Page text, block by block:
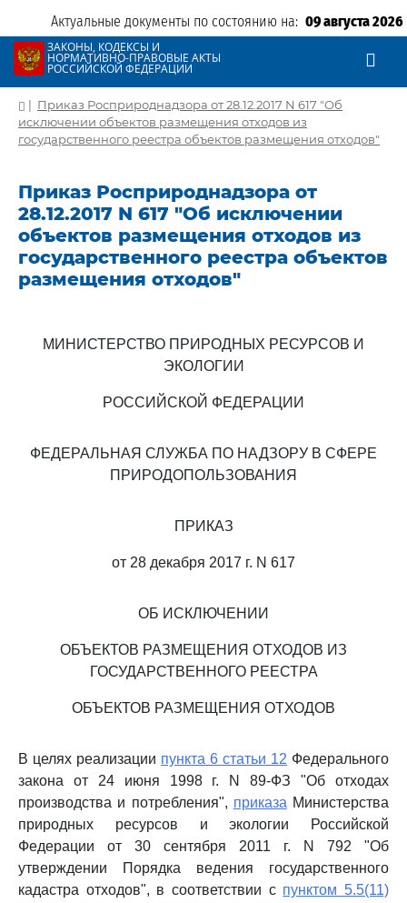
Актуальные документы по состоянию на: 09 августа 2026
ЗАКОНЫ, КОДЕКСЫ И
НОРМАТИВНО-ПРАВОВЫЕ АКТЫ
РОССИЙСКОЙ ФЕДЕРАЦИИ
| Приказ Росприроднадзора от 28.12.2017 N 617 "Об
исключении объектов размещения отходов из
государственного реестра объектов размещения отходов"
Приказ Росприроднадзора от
28.12.2017 N 617 "Об исключении
объектов размещения отходов из
государственного реестра объектов
размещения отходов"
МИНИСТЕРСТВО ПРИРОДНЫХ РЕСУРСОВ И
ЭКОЛОГИИ
РОССИЙСКОЙ ФЕДЕРАЦИИ
ФЕДЕРАЛЬНАЯ СЛУЖБА ПО НАДЗОРУ В СФЕРЕ
ПРИРОДОПОЛЬЗОВАНИЯ
ПРИКАЗ
от 28 декабря 2017 г. N 617
ОБ ИСКЛЮЧЕНИИ
ОБЪЕКТОВ РАЗМЕЩЕНИЯ ОТХОДОВ ИЗ
ГОСУДАРСТВЕННОГО РЕЕСТРА
ОБЪЕКТОВ РАЗМЕЩЕНИЯ ОТХОДОВ
В целях реализации пункта 6 статьи 12 Федерального
закона от 24 июня 1998 г. N 89-ФЗ "Об отходах
производства и потребления", приказа Министерства
природных ресурсов и экологии Российской
Федерации от 30 сентября 2011 г. N 792 "Об
утверждении Порядка ведения государственного
кадастра отходов", в соответствии с пунктом 5.5(11)